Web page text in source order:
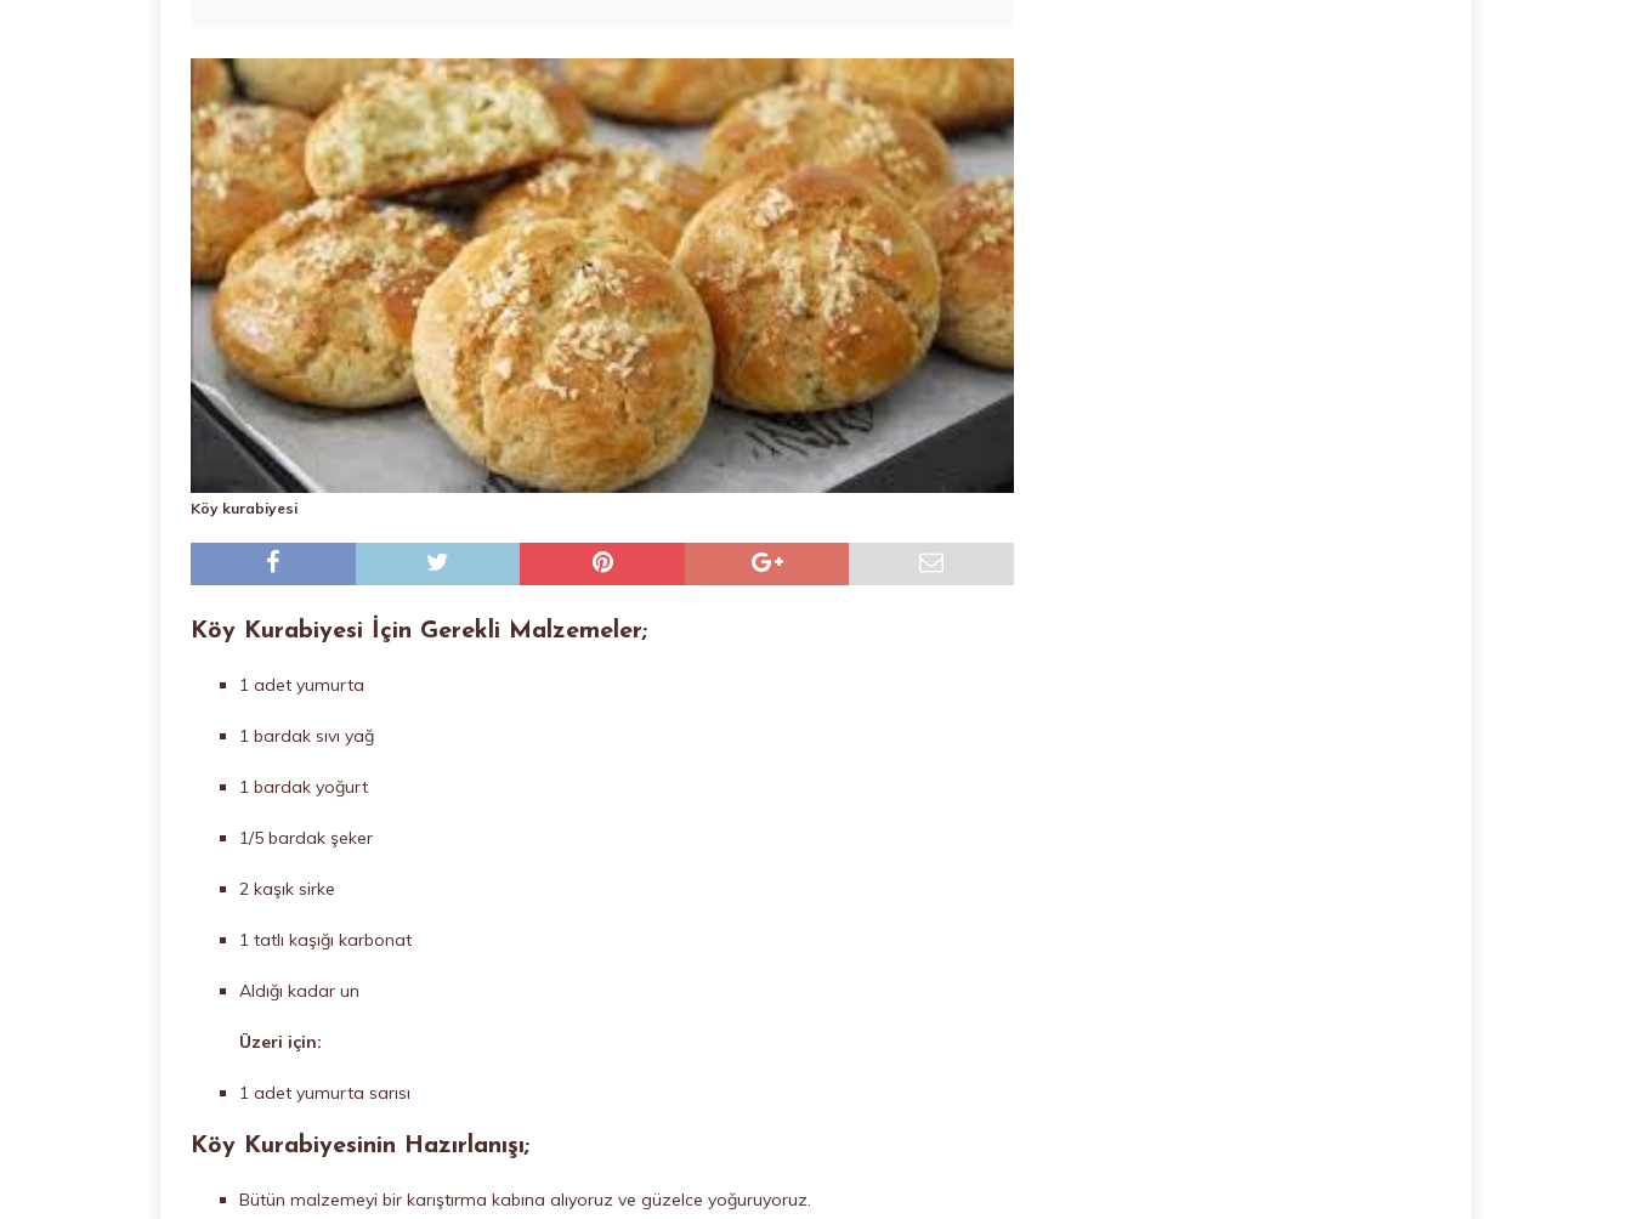
Köy kurabiyesi
Köy Kurabiyesi İçin Gerekli Malzemeler;
1 adet yumurta
1 bardak sıvı yağ
1 bardak yoğurt
1/5 bardak şeker
2 kaşık sirke
1 tatlı kaşığı karbonat
Aldığı kadar un
Üzeri için:
1 adet yumurta sarısı
Köy Kurabiyesinin Hazırlanışı;
Bütün malzemeyi bir karıştırma kabına alıyoruz ve güzelce yoğuruyoruz.